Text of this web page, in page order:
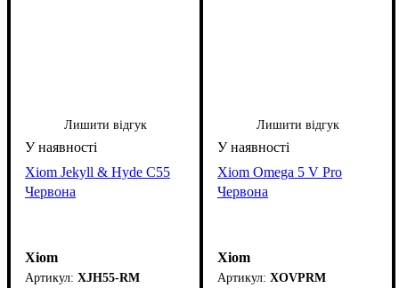
Лишити відгук
Xiom Jekyll & Hyde C55
Червона
Xiom
XJH55-RM
Лишити відгук
Xiom Omega 5 V Pro
Червона
Xiom
XOVPRM